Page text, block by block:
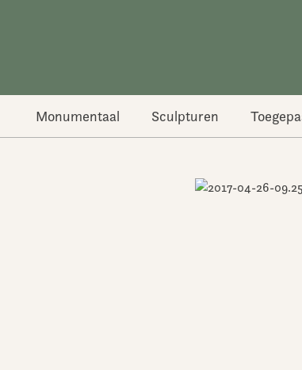
Monumentaal Sculpturen